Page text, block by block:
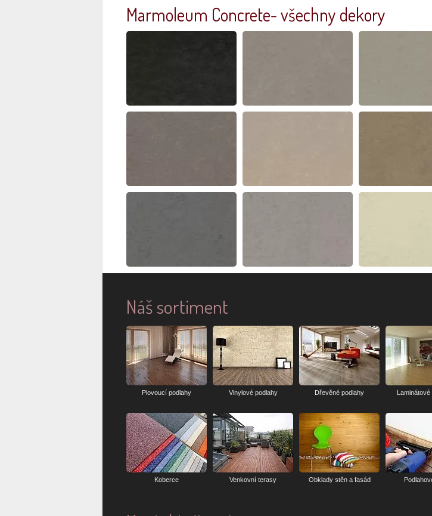
Marmoleum Concrete- všechny dekory
Náš sortiment
Plovoucí podlahy Vinylové podlahy Dřevěné podlahy Laminátové
Koberce Venkovní terasy Obklady stěn a fasád